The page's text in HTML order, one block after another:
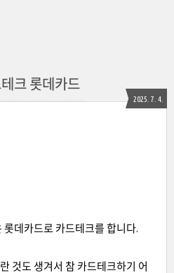
크 롯데카드
2025. 7. 4.
데카드로 카드테크를 합니다.
것도 생겨서 참 카드테크하기 어